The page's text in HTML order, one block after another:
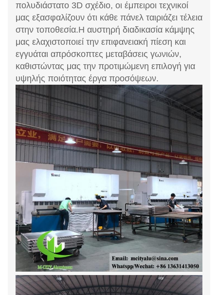
πολυδιάστατο 3D σχέδιο, οι έμπειροι τεχνικοί
μας εξασφαλίζουν ότι κάθε πάνελ ταιριάζει τέλεια
στην τοποθεσία.Η αυστηρή διαδικασία κάμψης
μας ελαχιστοποιεί την επιφανειακή πίεση και
εγγυάται απρόσκοπτες μεταβάσεις γωνιών,
καθιστώντας μας την προτιμώμενη επιλογή για
υψηλής ποιότητας έργα προσόψεων.